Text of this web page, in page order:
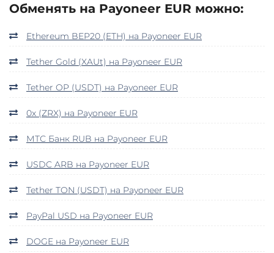
Обменять на Payoneer EUR можно:
Ethereum BEP20 (ETH) на Payoneer EUR
Tether Gold (XAUt) на Payoneer EUR
Tether OP (USDT) на Payoneer EUR
0x (ZRX) на Payoneer EUR
МТС Банк RUB на Payoneer EUR
USDC ARB на Payoneer EUR
Tether TON (USDT) на Payoneer EUR
PayPal USD на Payoneer EUR
DOGE на Payoneer EUR